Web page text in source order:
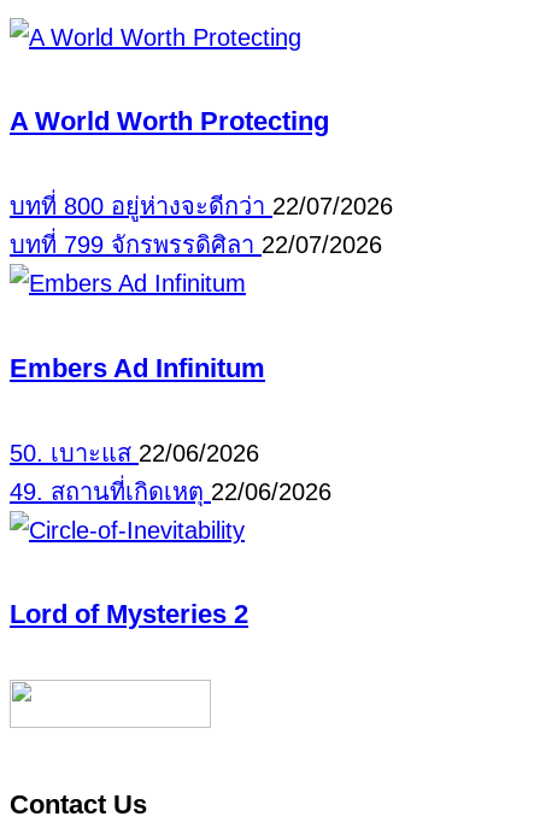
A World Worth Protecting
บทที่ 800 อยู่ห่างจะดีกว่า 22/07/2026
บทที่ 799 จักรพรรดิศิลา 22/07/2026
Embers Ad Infinitum
50. เบาะแส 22/06/2026
49. สถานที่เกิดเหตุ 22/06/2026
Lord of Mysteries 2
Contact Us